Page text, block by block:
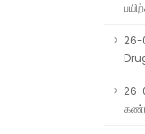
26-
26-